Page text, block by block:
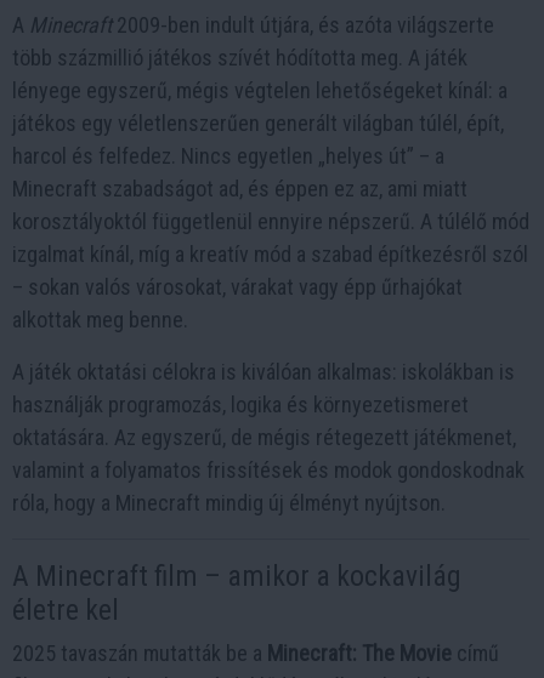
A Minecraft2009-ben indult útjára, és azóta világszerte
több százmillió játékos szívét hódította meg. A játék
lényege egyszerű, mégis végtelen lehetőségeket kínál: a
játékos egy véletlenszerűen generált világban túlél, épít,
harcol és felfedez. Nincs egyetlen „helyes út” – a
Minecraft szabadságot ad, és éppen ez az, ami miatt
korosztályoktól függetlenül ennyire népszerű. A túlélő mód
izgalmat kínál, míg a kreatív mód a szabad építkezésről szól
– sokan valós városokat, várakat vagy épp űrhajókat
alkottak meg benne.
A játék oktatási célokra is kiválóan alkalmas: iskolákban is
használják programozás, logika és környezetismeret
oktatására. Az egyszerű, de mégis rétegezett játékmenet,
valamint a folyamatos frissítések és modok gondoskodnak
róla, hogy a Minecraft mindig új élményt nyújtson.
A Minecraft film – amikor a kockavilág
életre kel
2025 tavaszán mutatták be a Minecraft: The Movie című